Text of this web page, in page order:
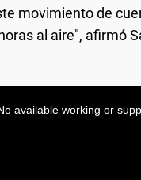
movimiento de
al aire", afirmó